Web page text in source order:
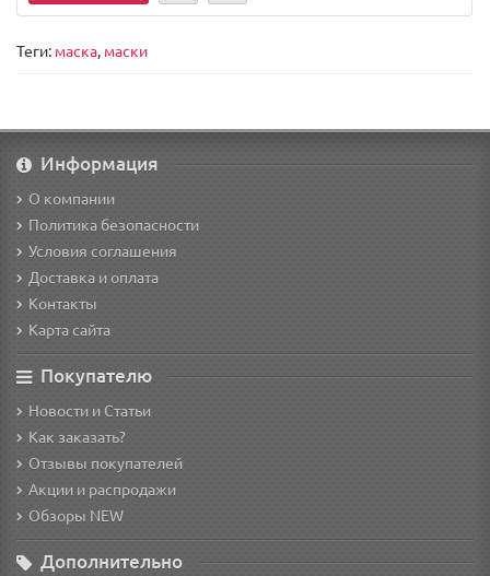
Теги: маска, маски
Информация
О компании
Политика безопасности
Условия соглашения
Доставка и оплата
Контакты
Карта сайта
Покупателю
Новости и Статьи
Как заказать?
Отзывы покупателей
Акции и распродажи
Обзоры NEW
Дополнительно